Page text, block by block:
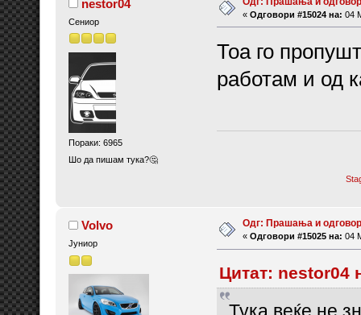
nestor04
Сениор
Пораки: 6965
Шо да пишам тука?🤔
« Одговори #15024 на: 04
Тоа го
работам и од
Volvo
Јуниор
Одг: Прашања и
« Одговори #15025 на: 04
Цитат: nestor04